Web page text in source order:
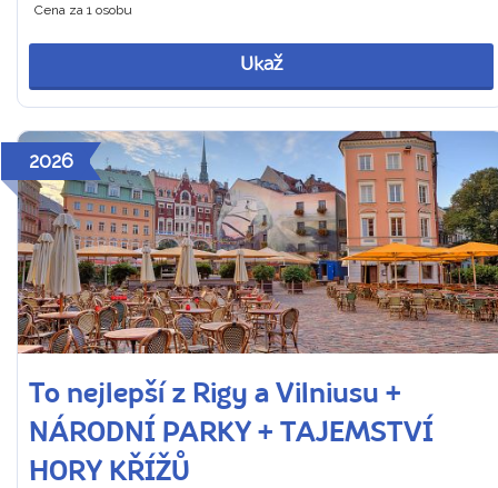
Cena za 1 osobu
Ukaž
2026
To nejlepší z Rigy a Vilniusu +
NÁRODNÍ PARKY + TAJEMSTVÍ
HORY KŘÍŽŮ